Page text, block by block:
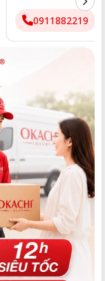
0911882219